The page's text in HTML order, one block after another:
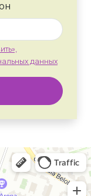
данных